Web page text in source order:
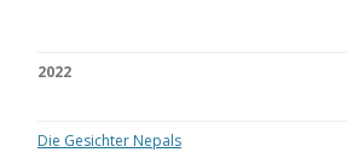
2022
Die Gesichter Nepals